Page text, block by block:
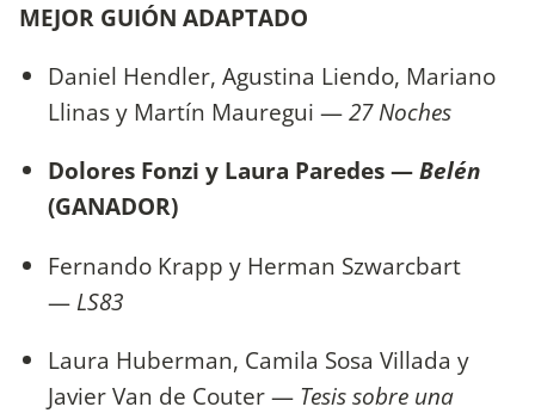
MEJOR GUIÓN ADAPTADO
Daniel Hendler, Agustina Liendo, Mariano
Llinas y Martín Mauregui —27 Noches
Dolores Fonzi y Laura Paredes —Belén
(GANADOR)
Fernando Krapp y Herman Szwarcbart
— LS83
Laura Huberman, Camila Sosa Villada y
Javier Van de Couter — Tesis sobre una